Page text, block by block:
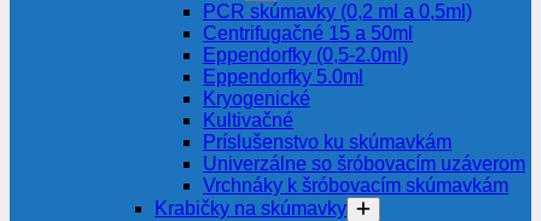
PCR skúmavky (0,2 ml a 0,5ml)
Centrifugačné 15 a 50ml
Eppendorfky (0,5-2.0ml)
Eppendorfky 5.0ml
Kryogenické
Kultivačné
Príslušenstvo ku skúmavkám
Univerzálne so šróbovacím uzáverom
Vrchnáky k šróbovacím skúmavkám
Krabičky na skúmavky